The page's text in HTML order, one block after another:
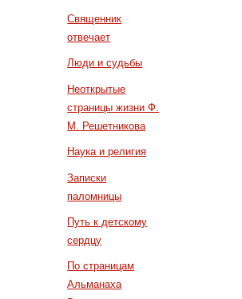
Священник
отвечает
Люди и судьбы
Неоткрытые
страницы жизни Ф.
М. Решетникова
Наука и религия
Записки
паломницы
Путь к детскому
сердцу
По страницам
Альманаха